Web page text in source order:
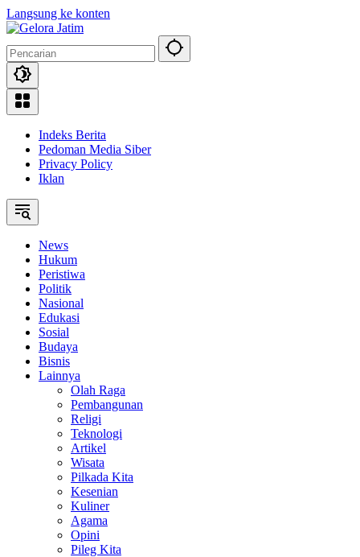
Langsung ke konten
Indeks Berita
Pedoman Media Siber
Privacy Policy
Iklan
News
Hukum
Peristiwa
Politik
Nasional
Edukasi
Sosial
Budaya
Bisnis
Lainnya
Olah Raga
Pembangunan
Religi
Teknologi
Artikel
Wisata
Pilkada Kita
Kesenian
Kuliner
Agama
Opini
Pileg Kita